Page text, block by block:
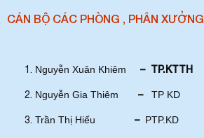
CÁN BỘ CÁC PHÒNG , PHÂN XƯỞNG
Nguyễn Xuân Khiêm – TP.KTTH
Nguyễn Gia Thiêm – TP KD
Trần Thị Hiếu – PTP.KD